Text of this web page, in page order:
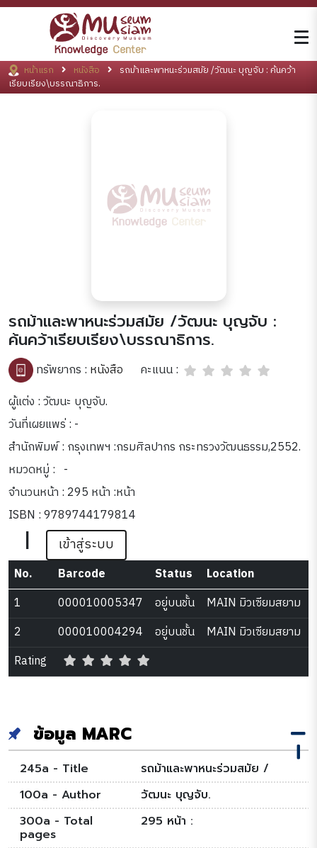
หน้าแรก หนังสือ
รถม้าและพาหนะร่วมสมัย /วัฒนะ บุญจับ : ค้นคว้า
เรียบเรียง\บรรณาธิการ.
รถม้าและพาหนะร่วมสมัย /วัฒนะ บุญจับ :
ค้นคว้าเรียบเรียง\บรรณาธิการ.
ทรัพยากร : หนังสือ
คะแนน :
ผู้แต่ง : วัฒนะ บุญจับ.
วันที่เผยแพร่ : -
สำนักพิมพ์ : กรุงเทพฯ :กรมศิลปากร กระทรวงวัฒนธรรม,2552.
หมวดหมู่ : -
จำนวนหน้า : 295 หน้า :หน้า
ISBN : 9789744179814
| เข้าสู่ระบบ
No. Barcode Status
Location
1
000010005347 อยู่บนชั้น
MAIN มิวเซียมสยาม
2
000010004294 อยู่บนชั้น
MAIN มิวเซียมสยาม
Rating
ข้อมูล MARC
245a - Title
รถม้าและพาหนะร่วมสมัย /
100a - Author
วัฒนะ บุญจับ.
300a - Total
pages
295 หน้า :